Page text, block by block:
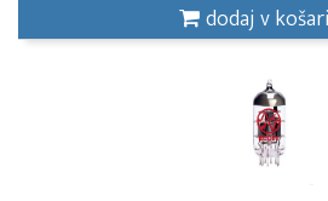
dodaj v